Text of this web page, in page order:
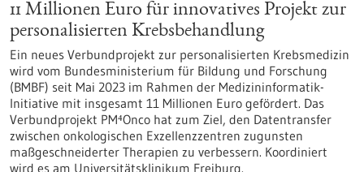
11 Millionen Euro für innovatives Projekt zur
personalisierten Krebsbehandlung
Ein neues Verbundprojekt zur personalisierten Krebsmedizin
wird vom Bundesministerium für Bildung und Forschung
(BMBF) seit Mai 2023 im Rahmen der Medizininformatik-
Initiative mit insgesamt 11 Millionen Euro gefördert. Das
Verbundprojekt PM⁴Onco hat zum Ziel, den Datentransfer
zwischen onkologischen Exzellenzzentren zugunsten
maßgeschneiderter Therapien zu verbessern. Koordiniert
wird es am Universitätsklinikum Freiburg.